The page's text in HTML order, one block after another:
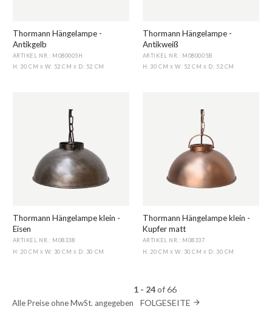
Thormann Hängelampe -
Antikgelb
ARTIKEL NR.: M080005H
H: 30 CM X W: 52 CM X D: 52 CM
Thormann Hängelampe -
Antikweiß
ARTIKEL NR.: M080005B
H: 30 CM X W: 52 CMX D: 52 CM
Thormann Hängelampe klein -
Eisen
ARTIKEL NR.: M08338
H: 20 CM X W: 30 CM X D: 30 CM
Thormann Hängelampe klein -
Kupfer matt
ARTIKEL NR.: M08337
H: 20 CM X W: 30 CMX D: 30 CM
Alle Preise ohne MwSt. angegeben
1 - 24of66
FOLGESEITE arrow_forward